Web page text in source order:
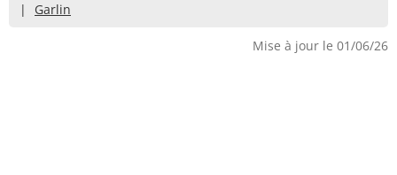
Garlin
Mise à jour le 01/06/26